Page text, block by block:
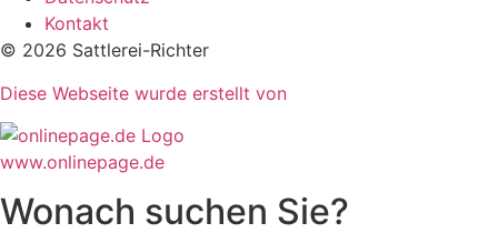
Kontakt
© 2026 Sattlerei-Richter
Diese Webseite wurde erstellt von​
www.onlinepage.de
Wonach suchen Sie?